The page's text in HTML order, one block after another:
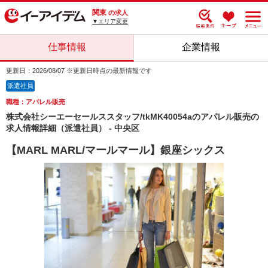
関東 の求人
▼エリア変更
仕事情報 企業情報
更新日：2026/08/07 ※更新日時点の最新情報です
派遣社員
職種：アパレル販売
株式会社シーエーセールススタッフ/tkMK40054aのアパレル販売の
求人情報詳細（派遣社員） - 中央区
【MARL MARL/マールマール】銀座シックス